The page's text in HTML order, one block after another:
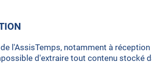
l'AssisTemps, notamment à
d'extraire tout contenu stocké